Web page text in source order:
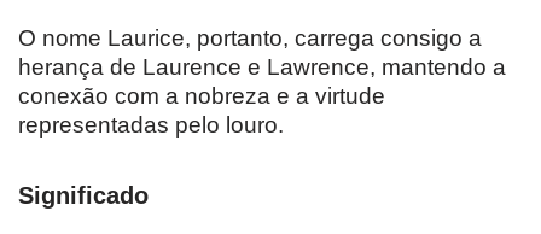
O nome Laurice, portanto, carrega consigo a
herança de Laurence e Lawrence, mantendo a
conexão com a nobreza e a virtude
representadas pelo louro.
Significado